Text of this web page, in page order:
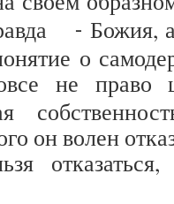
- Божия,
о
не право
он волен